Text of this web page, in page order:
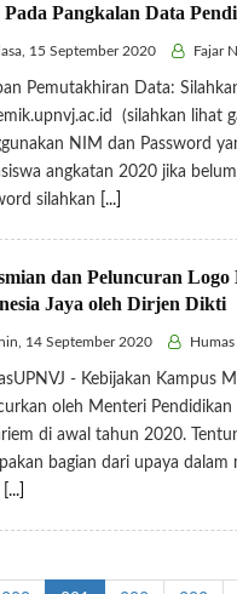
Pada Pangkalan Data
15 September 2020 Fajar
Pemutakhiran Data:
(silahkan lihat
NIM dan Password
angkatan 2020 jika
silahkan
[...]
dan Peluncuran
Jaya oleh Dirjen Dikti
14 September 2020 Humas
- Kebijakan Kampus
oleh Menteri Pendidikan
di awal tahun 2020.
bagian dari upaya
[...]